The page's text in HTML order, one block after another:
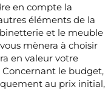
en compte la
éléments de la
et le meuble
mènera à choisir
en valeur votre
Concernant le budget,
au prix initial,